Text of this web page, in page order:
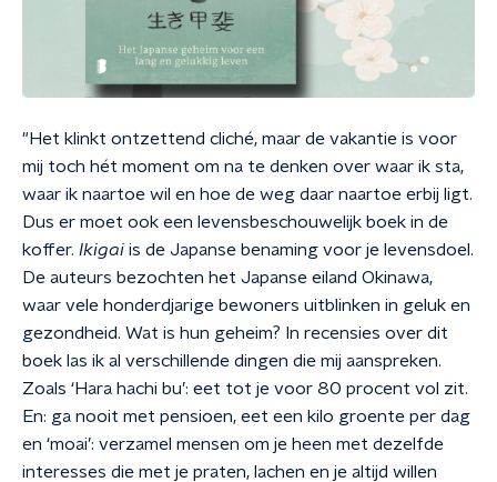
"Het klinkt ontzettend cliché, maar de vakantie is voor
mij toch hét moment om na te denken over waar ik sta,
waar ik naartoe wil en hoe de weg daar naartoe erbij ligt.
Dus er moet ook een levensbeschouwelijk boek in de
koffer. Ikigai is de Japanse benaming voor je levensdoel.
De auteurs bezochten het Japanse eiland Okinawa,
waar vele honderdjarige bewoners uitblinken in geluk en
gezondheid. Wat is hun geheim? In recensies over dit
boek las ik al verschillende dingen die mij aanspreken.
Zoals ‘Hara hachi bu’: eet tot je voor 80 procent vol zit.
En: ga nooit met pensioen, eet een kilo groente per dag
en ‘moai’: verzamel mensen om je heen met dezelfde
interesses die met je praten, lachen en je altijd willen